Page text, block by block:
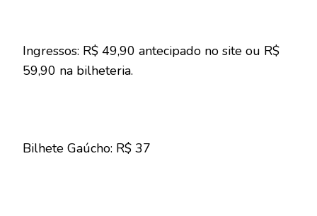
Ingressos: R$ 49,90 antecipado no site ou R$
59,90 na bilheteria.
Bilhete Gaúcho: R$ 37